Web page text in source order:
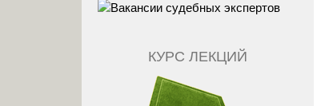
КУРС ЛЕКЦИЙ